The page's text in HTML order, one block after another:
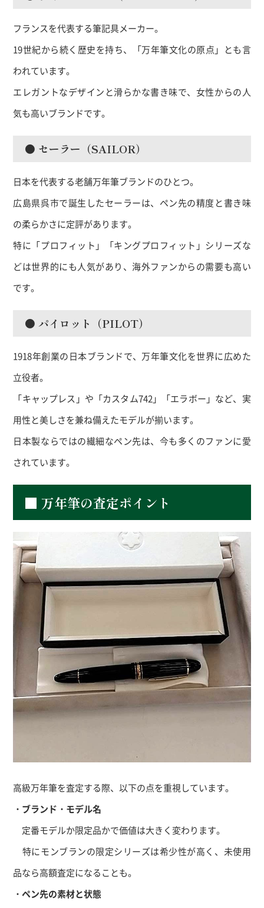
フランスを代表する筆記具メーカー。
19世紀から続く歴史を持ち、「万年筆文化の原点」とも言
われています。
エレガントなデザインと滑らかな書き味で、女性からの人
気も高いブランドです。
● セーラー（SAILOR）
日本を代表する老舗万年筆ブランドのひとつ。
広島県呉市で誕生したセーラーは、ペン先の精度と書き味
の柔らかさに定評があります。
特に「プロフィット」「キングプロフィット」シリーズな
どは世界的にも人気があり、海外ファンからの需要も高い
です。
● パイロット（PILOT）
1918年創業の日本ブランドで、万年筆文化を世界に広めた
立役者。
「キャップレス」や「カスタム742」「エラボー」など、実
用性と美しさを兼ね備えたモデルが揃います。
日本製ならではの繊細なペン先は、今も多くのファンに愛
されています。
■ 万年筆の査定ポイント
高級万年筆を査定する際、以下の点を重視しています。
・ブランド・モデル名
定番モデルか限定品かで価値は大きく変わります。
特にモンブランの限定シリーズは希少性が高く、未使用
品なら高額査定になることも。
・ペン先の素材と状態